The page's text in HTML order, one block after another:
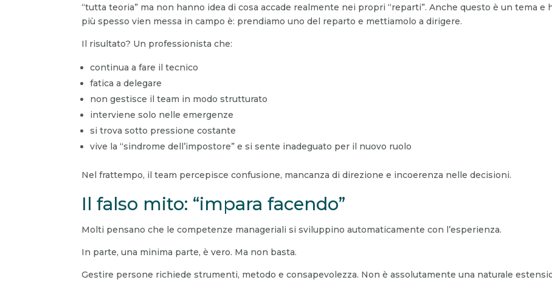
“tutta teoria” ma non hanno idea di cosa accade realmente nei propri “reparti”. Anche questo è un tema
più spesso vien messa in campo è: prendiamo uno del reparto e mettiamolo a dirigere.
Il risultato? Un professionista che:
continua a fare il tecnico
fatica a delegare
non gestisce il team in modo strutturato
interviene solo nelle emergenze
si trova sotto pressione costante
vive la “sindrome dell’impostore” e si sente inadeguato per il nuovo ruolo
Nel frattempo, il team percepisce confusione, mancanza di direzione e incoerenza nelle decisioni.
Il falso mito: “impara facendo”
Molti pensano che le competenze manageriali si sviluppino automaticamente con l’esperienza.
In parte, una minima parte, è vero. Ma non basta.
Gestire persone richiede strumenti, metodo e consapevolezza. Non è assolutamente una naturale